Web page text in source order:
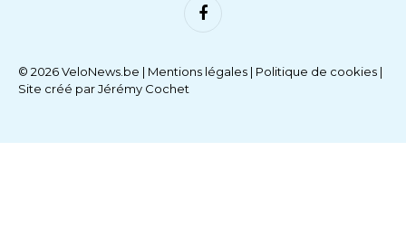
Facebook
© 2026 VeloNews.be | Mentions légales | Politique de cookies |
Site créé parJérémy Cochet